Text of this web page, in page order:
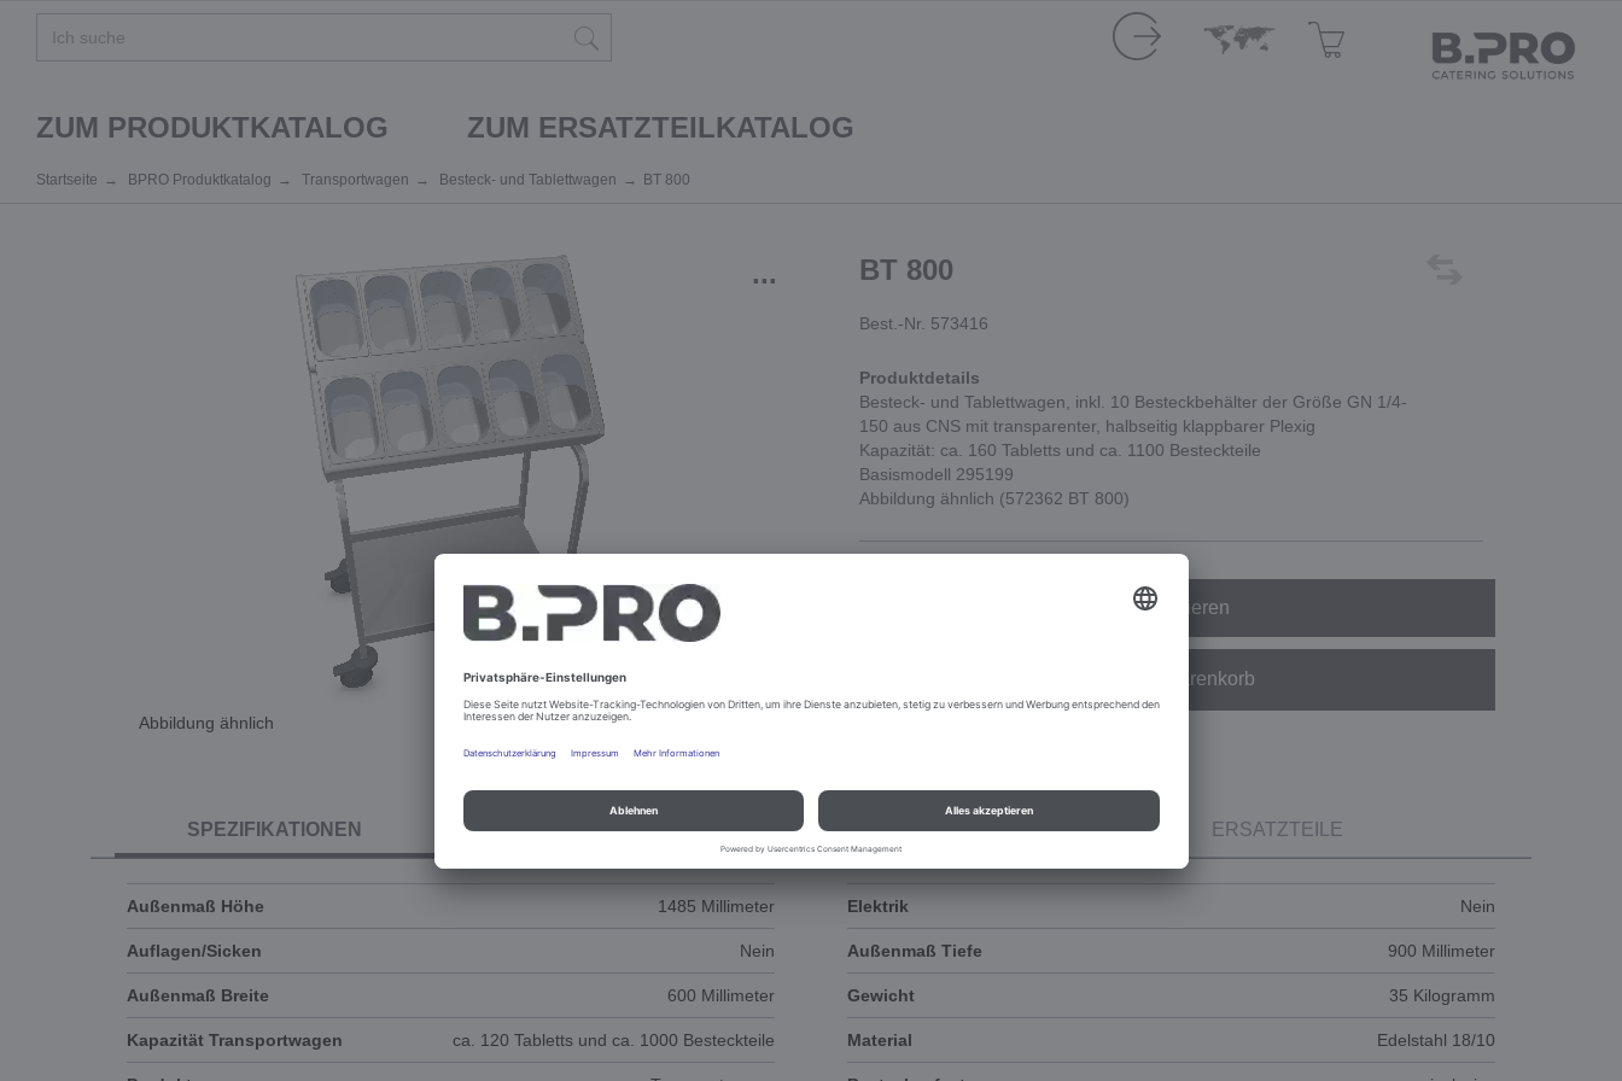
ZUM PRODUKTKATALOG ZUM ERSATZTEILKATALOG
Startseite BPRO Produktkatalog Transportwagen Besteck- und Tablettwagen BT 800
...
Abbildung ähnlich
BT 800
Best.-Nr. 573416
Produktdetails
Besteck- und Tablettwagen, inkl. 10 Besteckbehälter der Größe GN 1/4-
150 aus CNS mit transparenter, halbseitig klappbarer Plexig
Kapazität: ca. 160 Tabletts und ca. 1100 Besteckteile
Basismodell 295199
Abbildung ähnlich (572362 BT 800)
Konfigurieren
In den Warenkorb
SPEZIFIKATIONEN DOKUMENTE 3D-ANIMATION ERSATZTEILE
Außenmaß Höhe 1485 Millimeter Elektrik Nein
Auflagen/Sicken Nein Außenmaß Tiefe 900 Millimeter
Außenmaß Breite 600 Millimeter Gewicht 35 Kilogramm
Kapazität Transportwagen ca. 120 Tabletts und ca. 1000 Besteckteile Material Edelstahl 18/10